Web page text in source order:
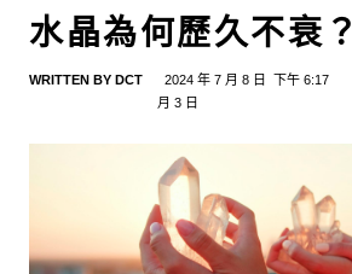
水晶為何歷久不衰？
WRITTEN BY DCT 2024 年 7 月 8 日 下午 6:17
月 3 日